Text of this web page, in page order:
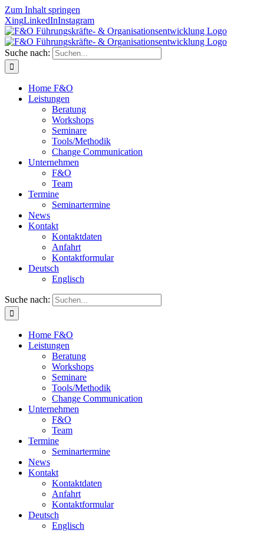
Zum Inhalt springen
XingLinkedInInstagram
Suche nach:
Home F&O
Leistungen
Beratung
Workshops
Seminare
Tools/Methodik
Change Communication
Unternehmen
F&O
Team
Termine
Seminartermine
News
Kontakt
Kontaktdaten
Anfahrt
Kontaktformular
Deutsch
Englisch
Suche nach:
Home F&O
Leistungen
Beratung
Workshops
Seminare
Tools/Methodik
Change Communication
Unternehmen
F&O
Team
Termine
Seminartermine
News
Kontakt
Kontaktdaten
Anfahrt
Kontaktformular
Deutsch
Englisch